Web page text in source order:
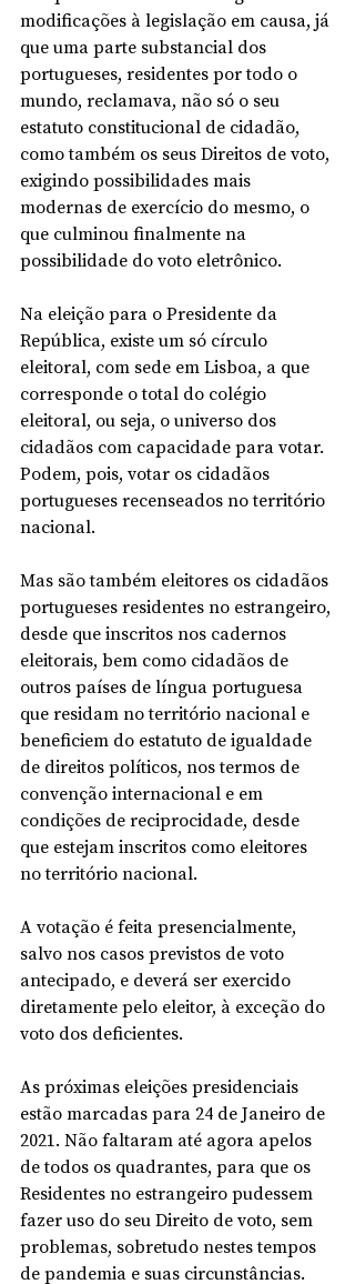
modificações à legislação em causa, já
que uma parte substancial dos
portugueses, residentes por todo o
mundo, reclamava, não só o seu
estatuto constitucional de cidadão,
como também os seus Direitos de voto,
exigindo possibilidades mais
modernas de exercício do mesmo, o
que culminou finalmente na
possibilidade do voto eletrônico.
Na eleição para o Presidente da
República, existe um só círculo
eleitoral, com sede em Lisboa, a que
corresponde o total do colégio
eleitoral, ou seja, o universo dos
cidadãos com capacidade para votar.
Podem, pois, votar os cidadãos
portugueses recenseados no território
nacional.
Mas são também eleitores os cidadãos
portugueses residentes no estrangeiro,
desde que inscritos nos cadernos
eleitorais, bem como cidadãos de
outros países de língua portuguesa
que residam no território nacional e
beneficiem do estatuto de igualdade
de direitos políticos, nos termos de
convenção internacional e em
condições de reciprocidade, desde
que estejam inscritos como eleitores
no território nacional.
A votação é feita presencialmente,
salvo nos casos previstos de voto
antecipado, e deverá ser exercido
diretamente pelo eleitor, à exceção do
voto dos deficientes.
As próximas eleições presidenciais
estão marcadas para 24 de Janeiro de
2021. Não faltaram até agora apelos
de todos os quadrantes, para que os
Residentes no estrangeiro pudessem
fazer uso do seu Direito de voto, sem
problemas, sobretudo nestes tempos
de pandemia e suas circunstâncias.